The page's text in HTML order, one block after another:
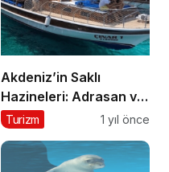
Akdeniz’in Saklı
Hazineleri: Adrasan ve
Çevresi
Turizm 1 yıl önce